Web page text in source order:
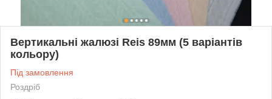
Вертикальні жалюзі Reis 89мм (5 варіантів
кольору)
Під замовлення
Роздріб